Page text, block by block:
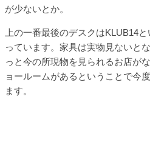
が少ないとか。
上の一番最後のデスクはKLUB14
っています。家具は実物見ないと
っと今の所現物を見られるお店が
ョールームがあるということで今
ます。